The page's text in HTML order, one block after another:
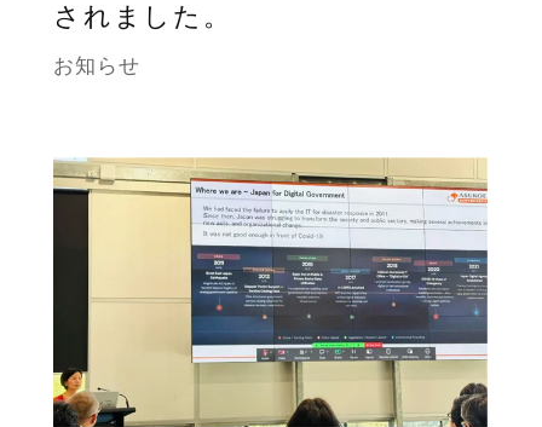
されました。
お知らせ